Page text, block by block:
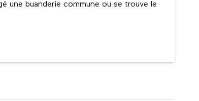
une buanderie commune ou se trouve le